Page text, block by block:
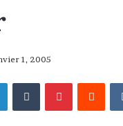
1, 2005
Linkedin